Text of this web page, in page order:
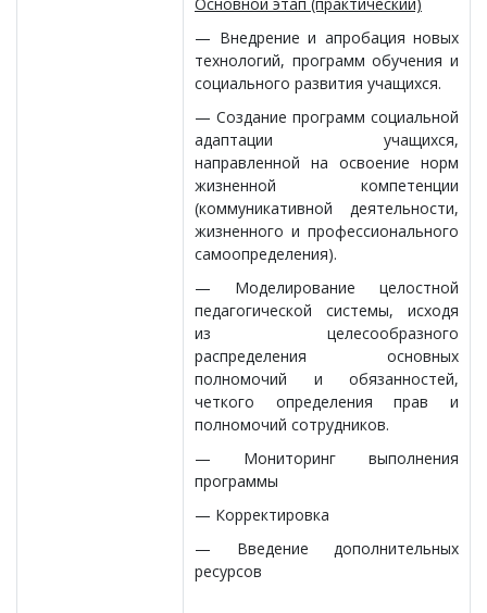
— Внедрение и апробация новых
технологий, программ обучения и
социального развития учащихся.
— Создание программ социальной
адаптации учащихся,
направленной на освоение норм
жизненной компетенции
(коммуникативной деятельности,
жизненного и профессионального
самоопределения).
— Моделирование целостной
педагогической системы, исходя
из целесообразного
распределения основных
полномочий и обязанностей,
четкого определения прав и
полномочий сотрудников.
— Мониторинг выполнения
программы
— Корректировка
— Введение дополнительных
ресурсов